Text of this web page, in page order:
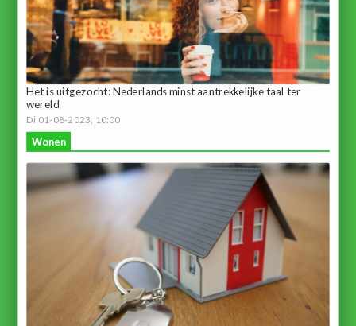
Het is uitgezocht: Nederlands minst aantrekkelijke taal ter
wereld
Di 01-08-2023, 10:00
Wonen